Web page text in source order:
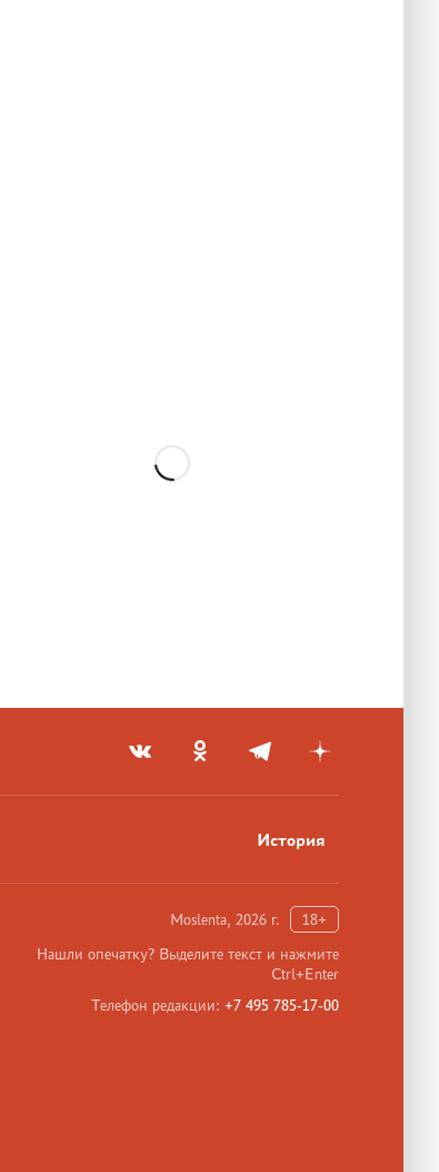
История
Moslenta, 2026 г.
18+
Нашли опечатку? Выделите текст и нажмите
Ctrl+Enter
Телефон редакции: +7 495 785-17-00